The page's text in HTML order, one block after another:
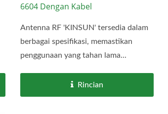
6604 Dengan Kabel
Antenna RF 'KINSUN' tersedia dalam
berbagai spesifikasi, memastikan
penggunaan yang tahan lama...
Rincian